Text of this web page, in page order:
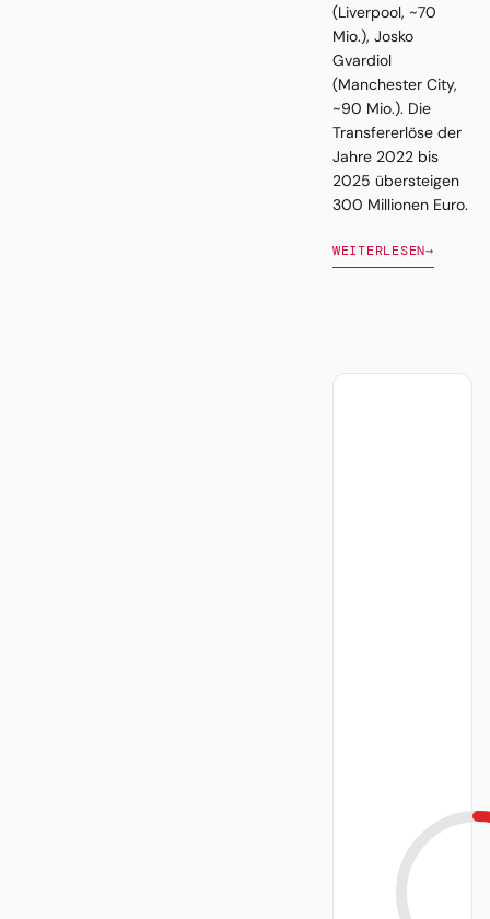
(Liverpool, ~70
Mio.), Josko
Gvardiol
(Manchester City,
~90 Mio.). Die
Transfererlöse der
Jahre 2022 bis
2025 übersteigen
300 Millionen Euro.
WEITERLESEN→